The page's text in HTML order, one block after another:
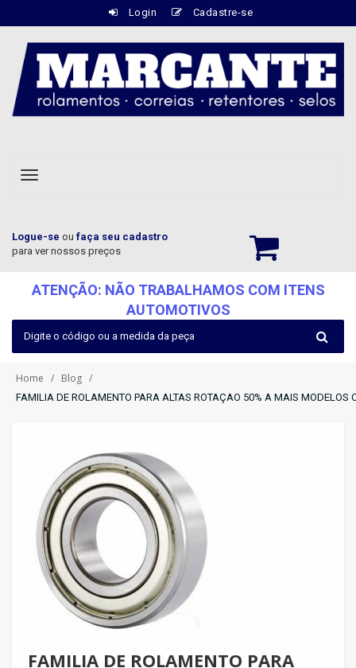
Login Cadastre-se
Botão
Logue-se ou faça seu cadastro
para ver nossos preços
ATENÇÃO: NÃO TRABALHAMOS COM ITENS
AUTOMOTIVOS
Home Blog
FAMILIA DE ROLAMENTO PARA ALTAS ROTAÇAO 50% A MAIS MODELOS
FAMILIA DE ROLAMENTO PARA